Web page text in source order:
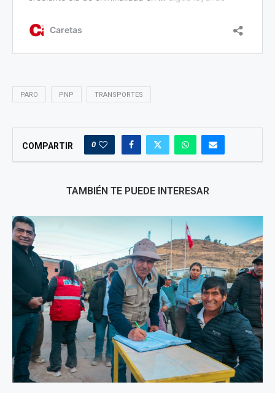
PARO PNP TRANSPORTES
COMPARTIR 0
TAMBIÉN TE PUEDE INTERESAR